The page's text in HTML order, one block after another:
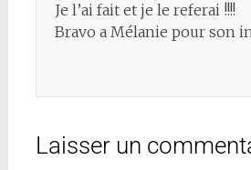
Je l’ai fait et je le referai !!!!
Bravo a Mélanie pour son
Laisser un